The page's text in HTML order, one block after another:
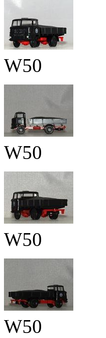
W50
W50
W50
W50